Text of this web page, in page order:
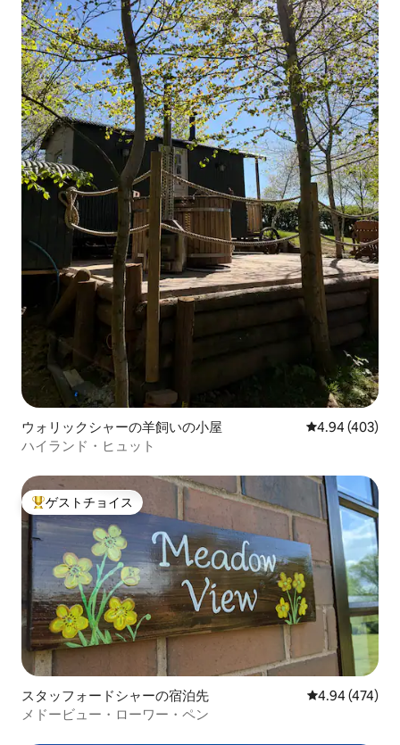
ウォリックシャーの羊飼いの小屋 レビュー403
4.94 (403)
ハイランド・ヒュット
大好評のゲストチョイスです。
ゲストチョイス
スタッフォードシャーの宿泊先 レビュー474
4.94 (474)
メドービュー・ローワー・ペン